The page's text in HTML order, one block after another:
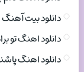
دانلود بیت
دانلود اهنگ تو
دانلود اهنگ